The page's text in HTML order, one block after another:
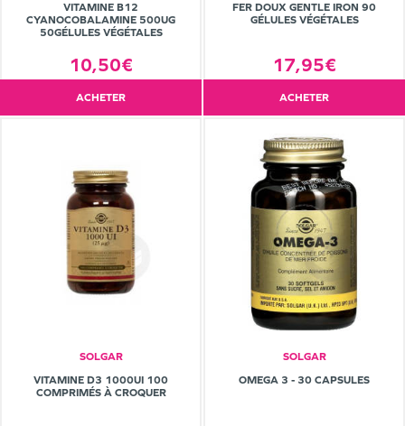
VITAMINE B12
CYANOCOBALAMINE 500UG
50GÉLULES VÉGÉTALES
10,50€
ACHETER
FER DOUX GENTLE IRON 90
GÉLULES VÉGÉTALES
17,95€
ACHETER
SOLGAR
VITAMINE D3 1000UI 100
COMPRIMÉS À CROQUER
SOLGAR
OMEGA 3 - 30 CAPSULES